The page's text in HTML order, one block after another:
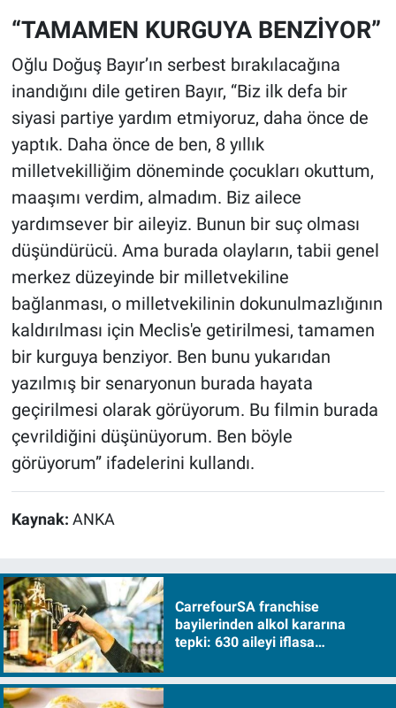
“TAMAMEN KURGUYA BENZİYOR”
Oğlu Doğuş Bayır’ın serbest bırakılacağına
inandığını dile getiren Bayır, “Biz ilk defa bir
siyasi partiye yardım etmiyoruz, daha önce de
yaptık. Daha önce de ben, 8 yıllık
milletvekilliğim döneminde çocukları okuttum,
maaşımı verdim, almadım. Biz ailece
yardımsever bir aileyiz. Bunun bir suç olması
düşündürücü. Ama burada olayların, tabii genel
merkez düzeyinde bir milletvekiline
bağlanması, o milletvekilinin dokunulmazlığının
kaldırılması için Meclis'e getirilmesi, tamamen
bir kurguya benziyor. Ben bunu yukarıdan
yazılmış bir senaryonun burada hayata
geçirilmesi olarak görüyorum. Bu filmin burada
çevrildiğini düşünüyorum. Ben böyle
görüyorum” ifadelerini kullandı.
Kaynak: ANKA
CarrefourSA franchise
bayilerinden alkol kararına
tepki: 630 aileyi iflasa